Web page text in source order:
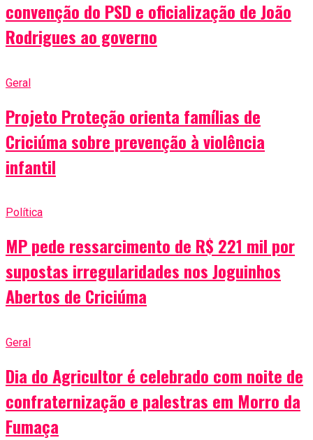
convenção do PSD e oficialização de João
Rodrigues ao governo
Geral
Projeto Proteção orienta famílias de
Criciúma sobre prevenção à violência
infantil
Política
MP pede ressarcimento de R$ 221 mil por
supostas irregularidades nos Joguinhos
Abertos de Criciúma
Geral
Dia do Agricultor é celebrado com noite de
confraternização e palestras em Morro da
Fumaça